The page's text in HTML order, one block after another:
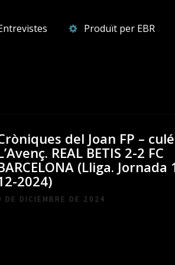
Produït per EBR
del Joan FP –
REAL BETIS 2-2 FC
(Lliga. Jornada
2024)
DE DICIEMBRE DE 2024